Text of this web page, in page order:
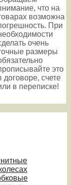
что на
возможна
При
очень
размеры
это
договоре, счете
в переписке!